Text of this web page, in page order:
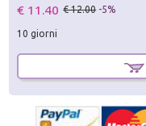
€ 11.40 € 12.00 -5%
10 giorni